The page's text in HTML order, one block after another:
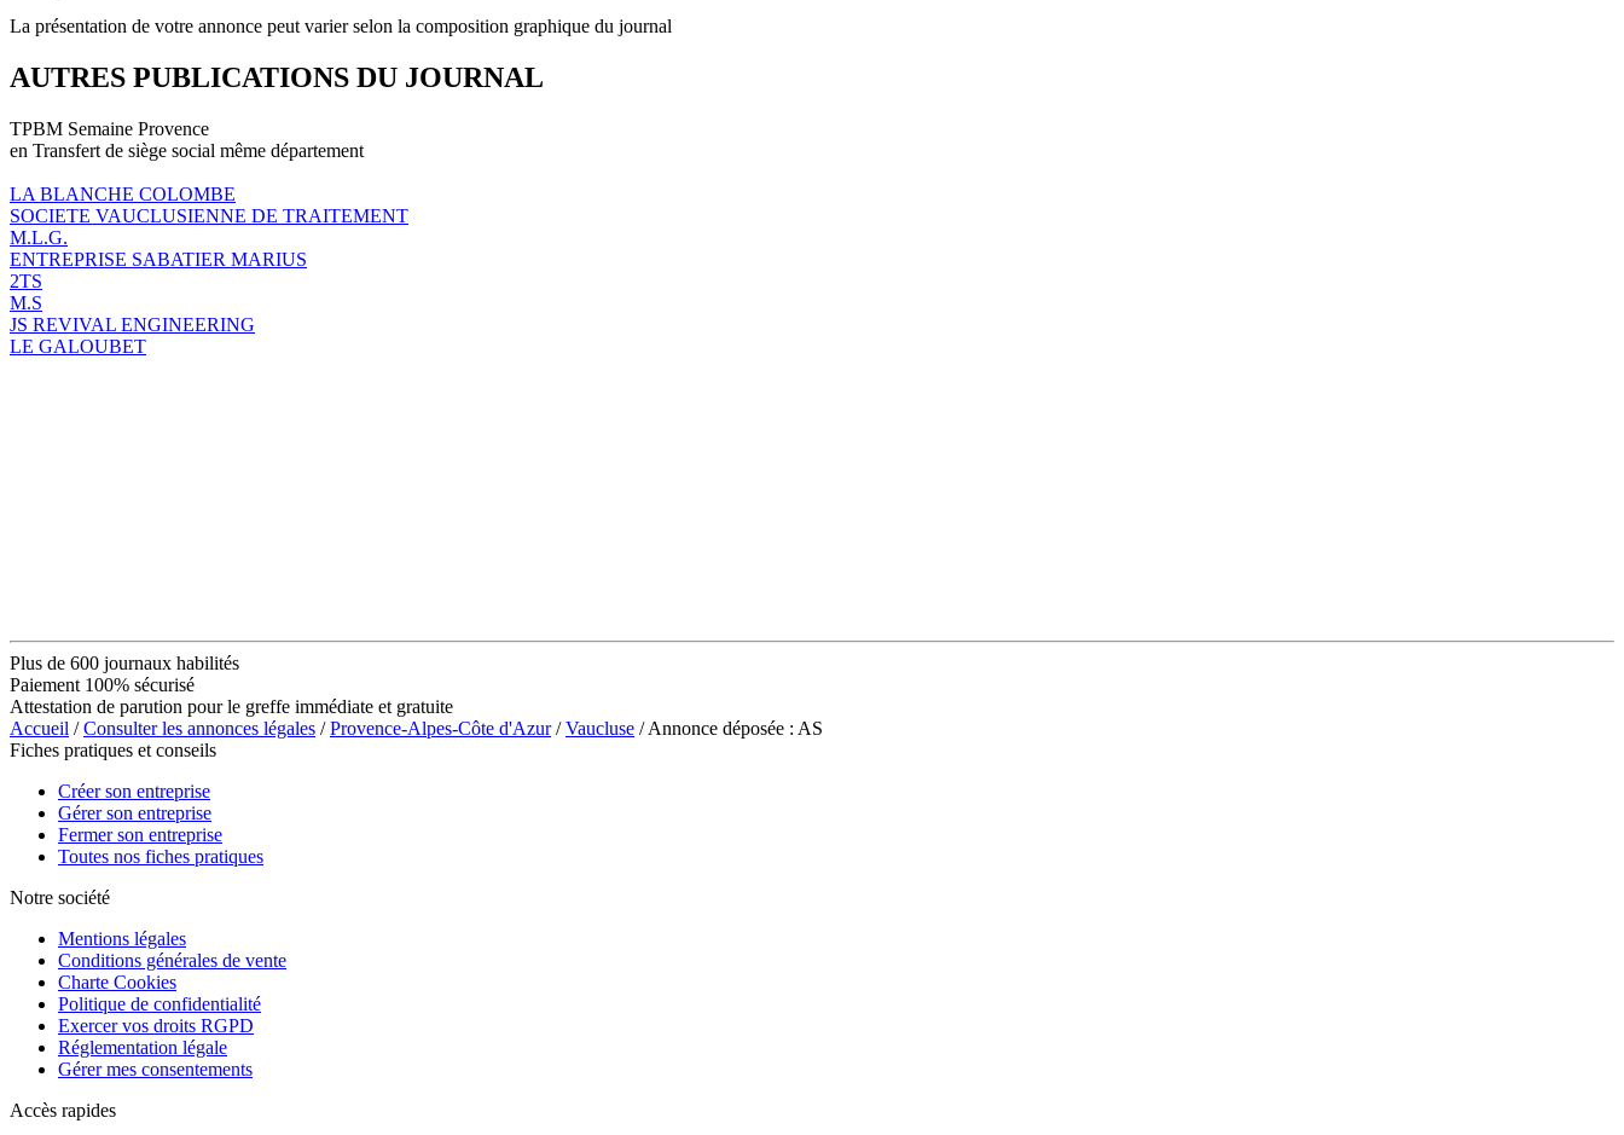
La présentation de votre annonce peut varier selon la composition graphique du journal
AUTRES PUBLICATIONS DU JOURNAL
TPBM Semaine Provence
en Transfert de siège social même département
LA BLANCHE COLOMBE
SOCIETE VAUCLUSIENNE DE TRAITEMENT
M.L.G.
ENTREPRISE SABATIER MARIUS
2TS
M.S
JS REVIVAL ENGINEERING
LE GALOUBET
Plus de 600 journaux habilités
Paiement 100% sécurisé
Attestation de parution pour le greffe immédiate et gratuite
Accueil /Consulter les annonces légales /Provence-Alpes-Côte d'Azur/Vaucluse / Annonce déposée : AS
Fiches pratiques et conseils
Créer son entreprise
Gérer son entreprise
Fermer son entreprise
Toutes nos fiches pratiques
Notre société
Mentions légales
Conditions générales de vente
Charte Cookies
Politique de confidentialité
Exercer vos droits RGPD
Réglementation légale
Gérer mes consentements
Accès rapides